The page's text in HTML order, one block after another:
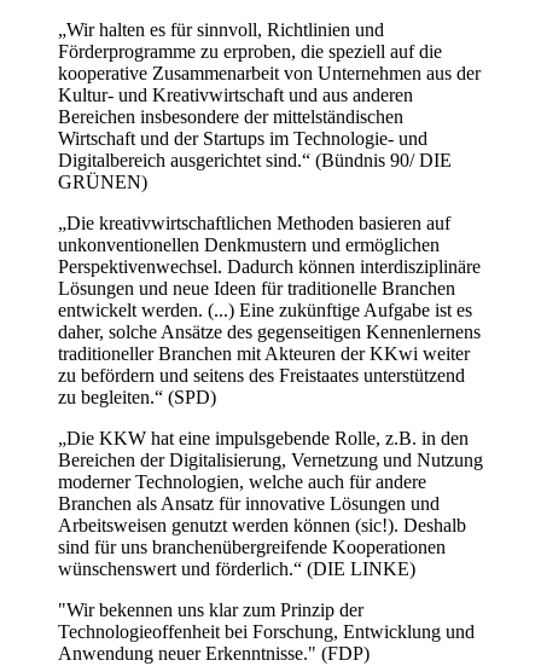
„Wir halten es für sinnvoll, Richtlinien und
Förderprogramme zu erproben, die speziell auf die
kooperative Zusammenarbeit von Unternehmen aus der
Kultur- und Kreativwirtschaft und aus anderen
Bereichen insbesondere der mittelständischen
Wirtschaft und der Startups im Technologie- und
Digitalbereich ausgerichtet sind.“ (Bündnis 90/ DIE
GRÜNEN)
„Die kreativwirtschaftlichen Methoden basieren auf
unkonventionellen Denkmustern und ermöglichen
Perspektivenwechsel. Dadurch können interdisziplinäre
Lösungen und neue Ideen für traditionelle Branchen
entwickelt werden. (...) Eine zukünftige Aufgabe ist es
daher, solche Ansätze des gegenseitigen Kennenlernens
traditioneller Branchen mit Akteuren der KKwi weiter
zu befördern und seitens des Freistaates unterstützend
zu begleiten.“ (SPD)
„Die KKW hat eine impulsgebende Rolle, z.B. in den
Bereichen der Digitalisierung, Vernetzung und Nutzung
moderner Technologien, welche auch für andere
Branchen als Ansatz für innovative Lösungen und
Arbeitsweisen genutzt werden können (sic!). Deshalb
sind für uns branchenübergreifende Kooperationen
wünschenswert und förderlich.“ (DIE LINKE)
"Wir bekennen uns klar zum Prinzip der
Technologieoffenheit bei Forschung, Entwicklung und
Anwendung neuer Erkenntnisse." (FDP)